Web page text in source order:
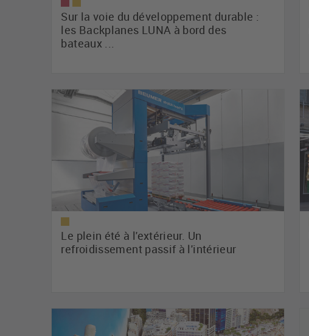
Sur la voie du développement durable :
les Backplanes LUNA à bord des
bateaux ...
Le plein été à l'extérieur. Un
refroidissement passif à l'intérieur